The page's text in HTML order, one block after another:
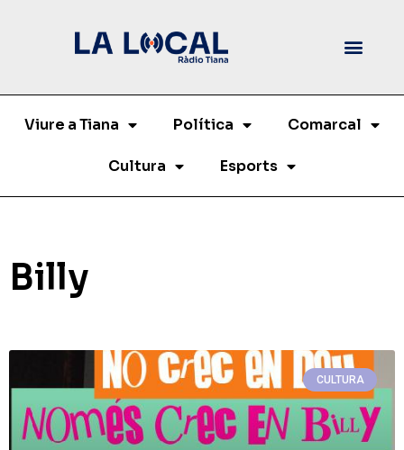
Viure a Tiana Política Comarcal
Cultura Esports
Billy
CULTURA